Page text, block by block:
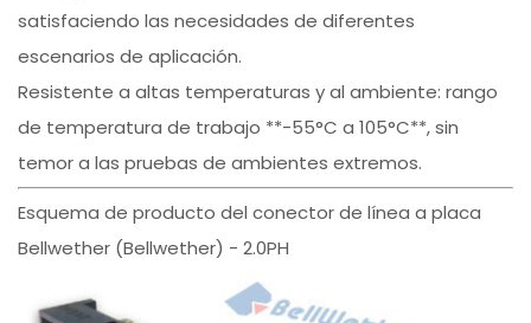
satisfaciendo las necesidades de diferentes
escenarios de aplicación.
Resistente a altas temperaturas y al ambiente: rango
de temperatura de trabajo **-55°C a 105°C**, sin
temor a las pruebas de ambientes extremos.
Esquema de producto del conector de línea a placa
Bellwether (Bellwether) - 2.0PH